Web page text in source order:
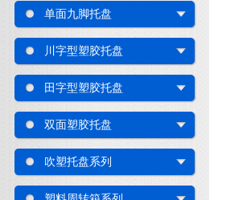
单面九脚托盘
川字型塑胶托盘
田字型塑胶托盘
双面塑胶托盘
吹塑托盘系列